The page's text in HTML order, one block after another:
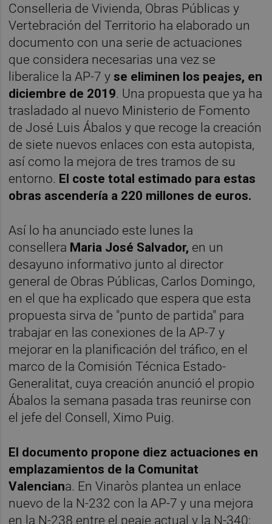
Conselleria de Vivienda, Obras Públicas y
Vertebración del Territorio ha elaborado un
documento con una serie de actuaciones
que considera necesarias una vez se
liberalice la AP-7 yse eliminen los peajes, en
diciembre de 2019. Una propuesta que ya ha
trasladado al nuevo Ministerio de Fomento
de José Luis Ábalos y que recoge la creación
de siete nuevos enlaces con esta autopista,
así como la mejora de tres tramos de su
entorno. El coste total estimado para estas
obras ascendería a 220 millones de euros.
Así lo ha anunciado este lunes la
consellera Maria José Salvador, en un
desayuno informativo junto al director
general de Obras Públicas, Carlos Domingo,
en el que ha explicado que espera que esta
propuesta sirva de "punto de partida" para
trabajar en las conexiones de la AP-7 y
mejorar en la planificación del tráfico, en el
marco de la Comisión Técnica Estado-
Generalitat, cuya creación anunció el propio
Ábalos la semana pasada tras reunirse con
el jefe del Consell, Ximo Puig.
El documento propone diez actuaciones en
emplazamientos de la Comunitat
Valenciana. En Vinaròs plantea un enlace
nuevo de la N-232 con la AP-7 y una mejora
en la N-238 entre el peaje actual y la N-340;